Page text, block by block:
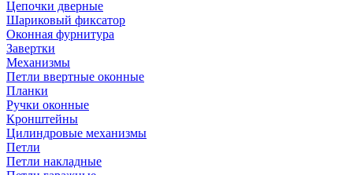
Цепочки дверные
Шариковый фиксатор
Оконная фурнитура
Завертки
Механизмы
Петли ввертные оконные
Планки
Ручки оконные
Кронштейны
Цилиндровые механизмы
Петли
Петли накладные